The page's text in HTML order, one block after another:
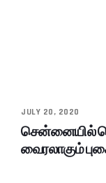
JULY 20, 2020
சென்னையில்
வைரலாகும்